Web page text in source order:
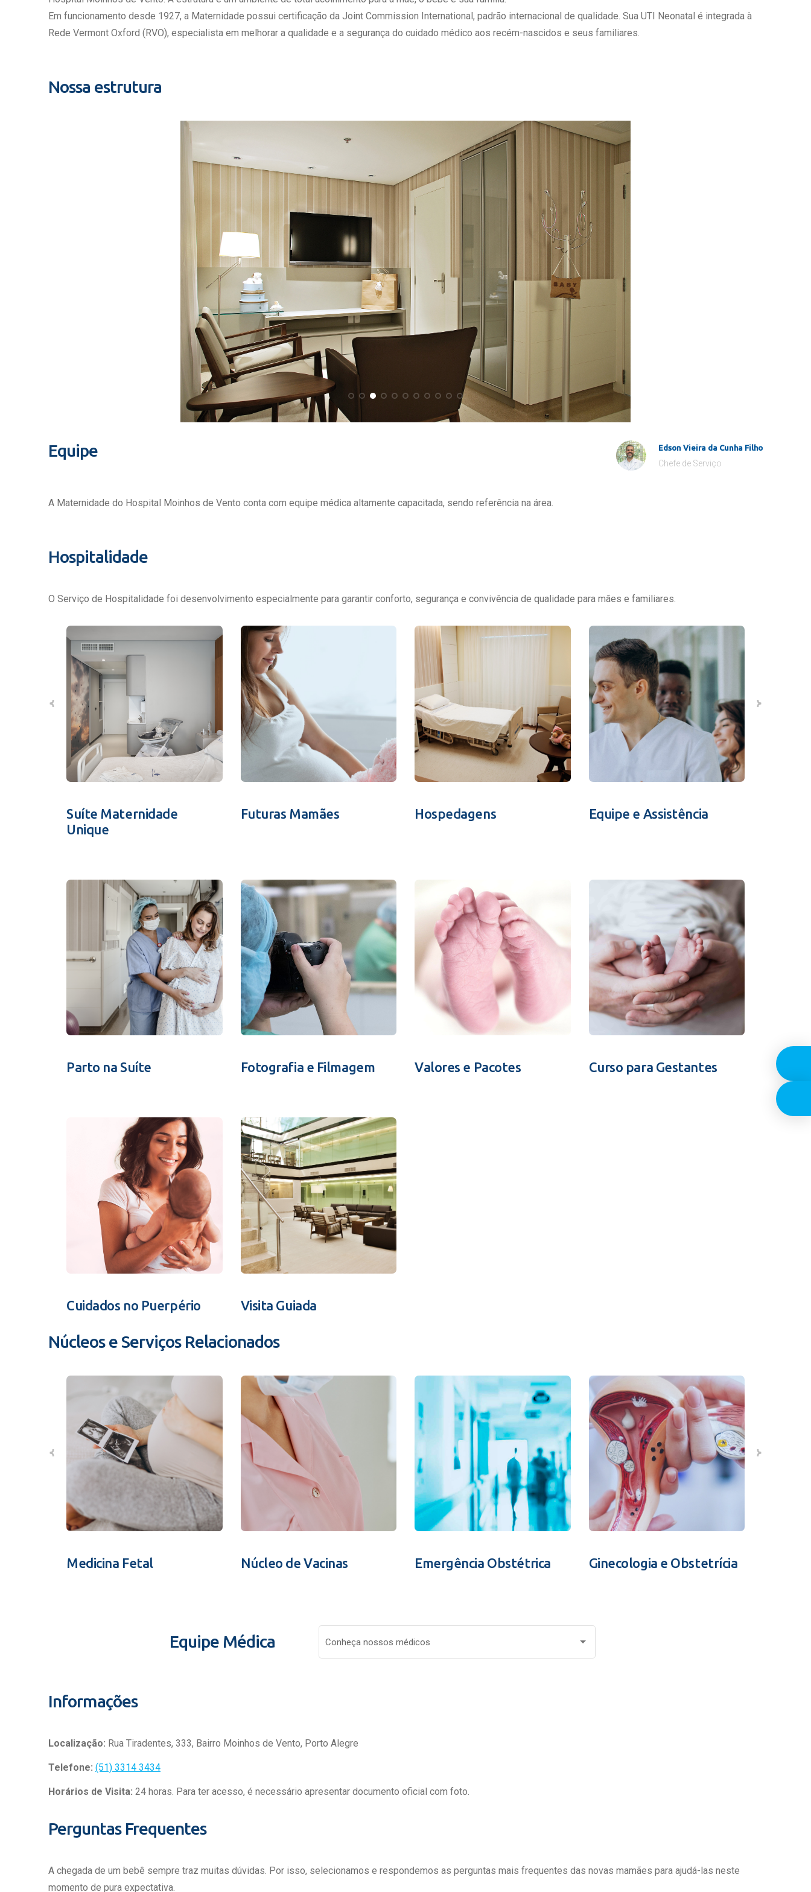
Estrutura de Gestão
Exames - Portal Médico
Quem Somos
Responsabilidade Ambiental
Ambulatório Digital de Nutrição para
Em funcionamento desde 1927, a Maternidade possui certificação da Joint Commission International, padrão internacional de qualidade. Sua UTI Neonatal é integrada à
Rede Vermont Oxford (RVO), especialista em melhorar a qualidade e a segurança do cuidado médico aos recém-nascidos e seus familiares.
Nossa estrutura
Equipe Edson Vieira da Cunha Filho
Chefe de Serviço
A Maternidade do Hospital Moinhos de Vento conta com equipe médica altamente capacitada, sendo referência na área.
Hospitalidade
O Serviço de Hospitalidade foi desenvolvimento especialmente para garantir conforto, segurança e convivência de qualidade para mães e familiares.
Suíte Maternidade
Unique
Futuras Mamães Hospedagens Equipe e Assistência
Parto na Suíte Fotografia e Filmagem Valores e Pacotes Curso para Gestantes
Cuidados no Puerpério Visita Guiada
Núcleos e Serviços Relacionados
Medicina Fetal Núcleo de Vacinas Emergência Obstétrica Ginecologia e Obstetrícia
Equipe Médica Conheça nossos médicos
Informações
Localização: Rua Tiradentes, 333, Bairro Moinhos de Vento, Porto Alegre
Telefone: (51) 3314 3434
Horários de Visita: 24 horas. Para ter acesso, é necessário apresentar documento oficial com foto.
Perguntas Frequentes
A chegada de um bebê sempre traz muitas dúvidas. Por isso, selecionamos e respondemos as perguntas mais frequentes das novas mamães para ajudá-las neste
momento de pura expectativa.